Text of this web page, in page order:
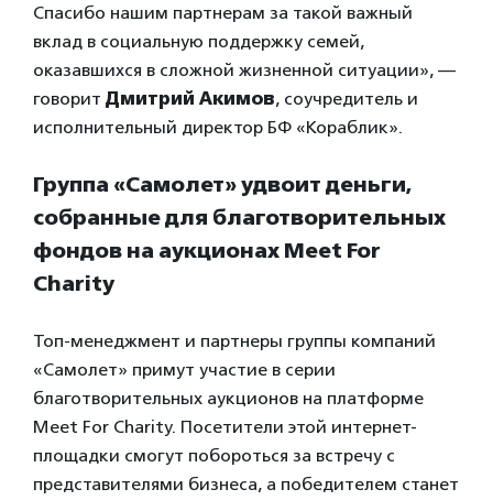
Спасибо нашим партнерам за такой важный
вклад в социальную поддержку семей,
оказавшихся в сложной жизненной ситуации», —
говорит Дмитрий Акимов, соучредитель и
исполнительный директор БФ «Кораблик».
Группа «Самолет» удвоит деньги,
собранные для благотворительных
фондов на аукционах Meet For
Charity
Топ-менеджмент и партнеры группы компаний
«Самолет» примут участие в серии
благотворительных аукционов на платформе
Meet For Charity. Посетители этой интернет-
площадки смогут побороться за встречу с
представителями бизнеса, а победителем станет